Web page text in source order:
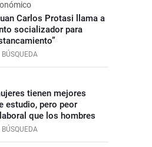
Carlos Protasi llama a
socializador para
tienen mejores
estudio, pero peor
que los hombres